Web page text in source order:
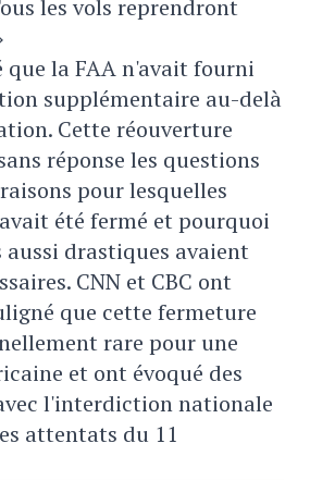
les vols reprendront
que la FAA n'avait fourni
supplémentaire au-delà
Cette réouverture
réponse les questions
pour lesquelles
été fermé et pourquoi
drastiques avaient
CNN et CBC ont
que cette fermeture
rare pour une
et ont évoqué des
l'interdiction nationale
attentats du 11